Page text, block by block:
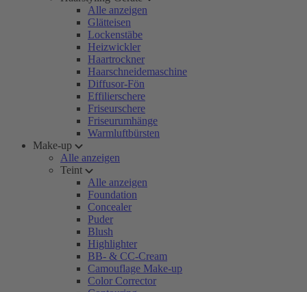
Alle anzeigen
Glätteisen
Lockenstäbe
Heizwickler
Haartrockner
Haarschneidemaschine
Diffusor-Fön
Effilierschere
Friseurschere
Friseurumhänge
Warmluftbürsten
Make-up
Alle anzeigen
Teint
Alle anzeigen
Foundation
Concealer
Puder
Blush
Highlighter
BB- & CC-Cream
Camouflage Make-up
Color Corrector